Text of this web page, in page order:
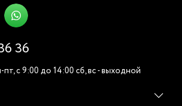
36
c 9:00 до 14:00 cб, вс - выходной